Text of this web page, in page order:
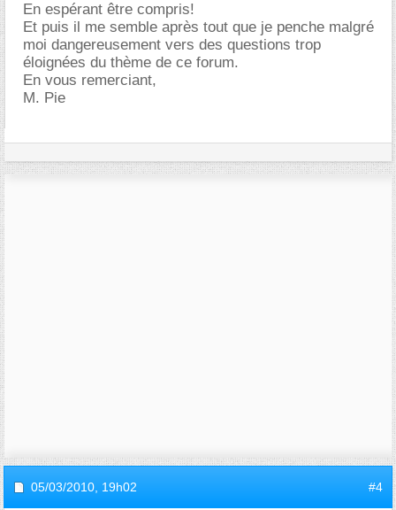
En espérant être compris!
Et puis il me semble après tout que je penche malgré
moi dangereusement vers des questions trop
éloignées du thème de ce forum.
En vous remerciant,
M. Pie
05/03/2010, 19h02 #4